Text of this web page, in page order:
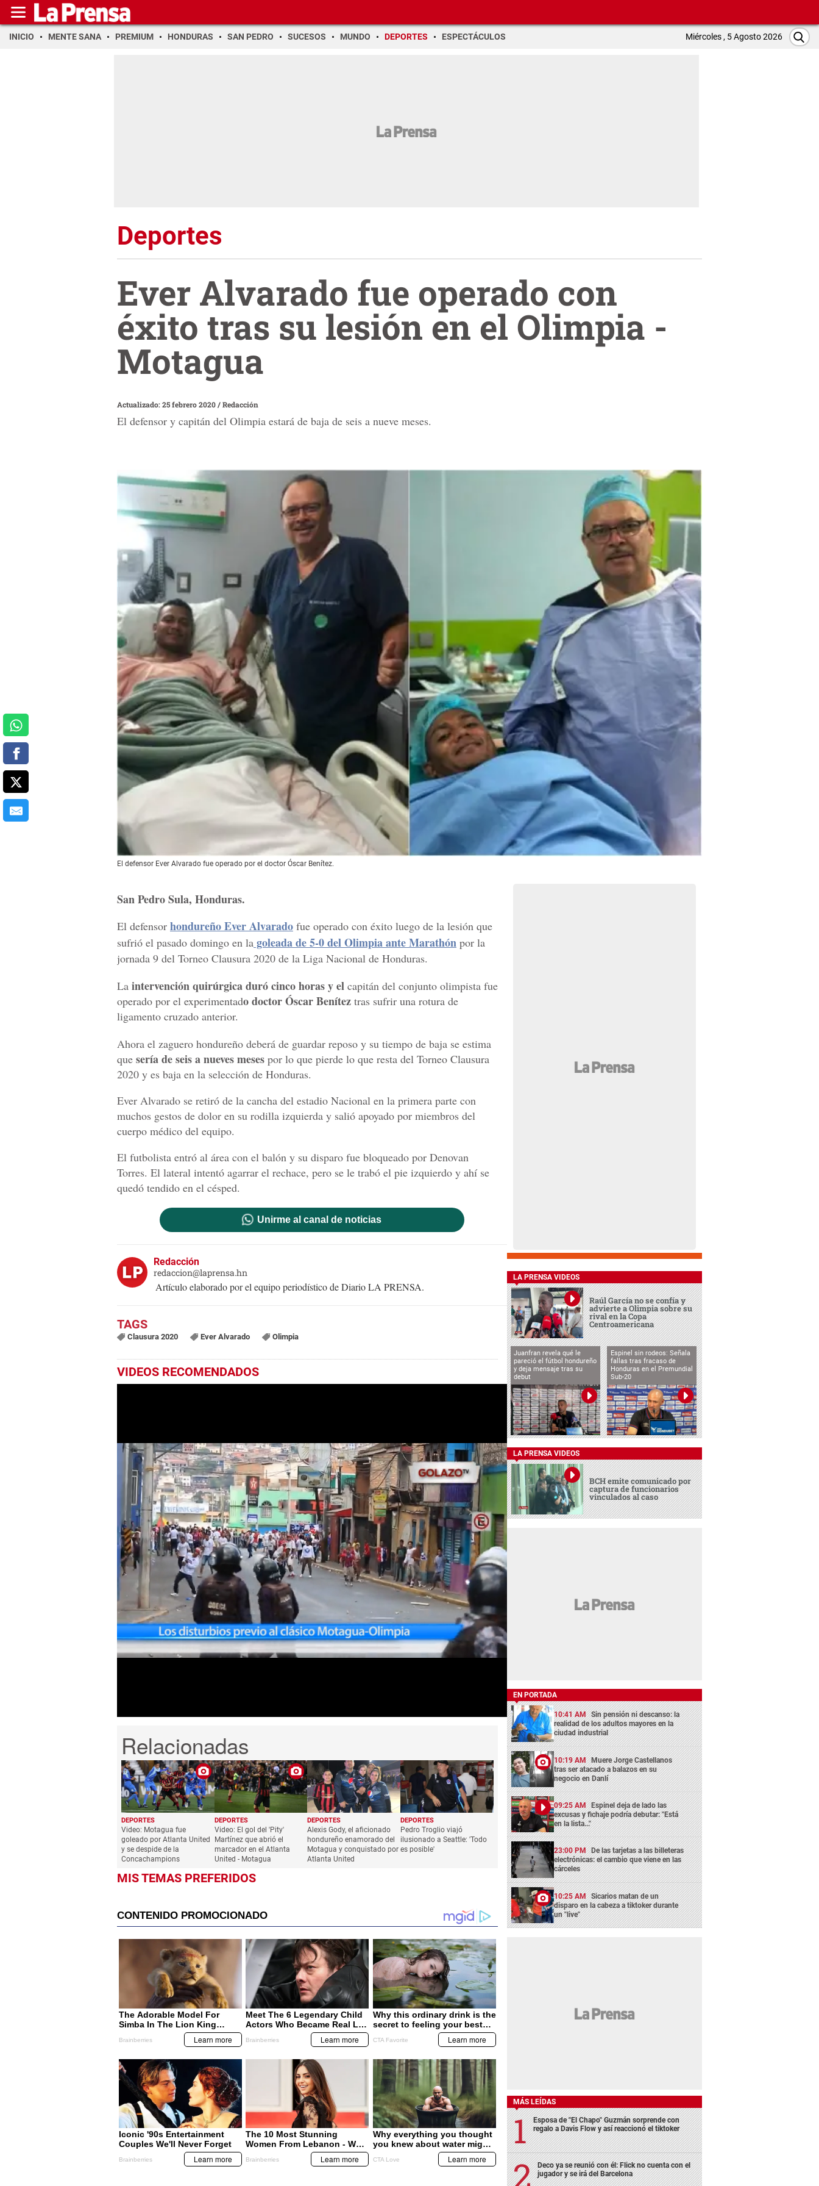
INICIO MENTE SANA PREMIUM HONDURAS SAN PEDRO SUCESOS MUNDO DEPORTES ESPECTÁCULOS Miércoles , 5 Agosto 2026
Deportes
Ever Alvarado fue operado con
éxito tras su lesión en el Olimpia -
Motagua
Actualizado: 25 febrero 2020/Redacción
El defensor y capitán del Olimpia estará de baja de seis a nueve meses.
El defensor Ever Alvarado fue operado por el doctor Óscar Benítez.
San Pedro Sula, Honduras.
El defensor hondureño Ever Alvarado fue operado con éxito luego de la lesión que
sufrió el pasado domingo en la goleada de 5-0 del Olimpia ante Marathón por la
jornada 9 del Torneo Clausura 2020 de la Liga Nacional de Honduras.
La intervención quirúrgica duró cinco horas y el capitán del conjunto olimpista fue
operado por el experimentado doctor Óscar Benítez tras sufrir una rotura de
ligamento cruzado anterior.
Ahora el zaguero hondureño deberá de guardar reposo y su tiempo de baja se estima
que sería de seis a nueves meses por lo que pierde lo que resta del Torneo Clausura
2020 y es baja en la selección de Honduras.
Ever Alvarado se retiró de la cancha del estadio Nacional en la primera parte con
muchos gestos de dolor en su rodilla izquierda y salió apoyado por miembros del
cuerpo médico del equipo.
El futbolista entró al área con el balón y su disparo fue bloqueado por Denovan
Torres. El lateral intentó agarrar el rechace, pero se le trabó el pie izquierdo y ahí se
quedó tendido en el césped.
Unirme al canal de noticias
Redacción
redaccion@laprensa.hn
Artículo elaborado por el equipo periodístico de Diario LA PRENSA.
Clausura 2020 Ever Alvarado Olimpia
VIDEOS RECOMENDADOS
0
seconds
of
28
secondsVolume
0%
DEPORTES
Video: Motagua fue
goleado por Atlanta United
y se despide de la
Concachampions
DEPORTES
Video: El gol del 'Pity'
Martínez que abrió el
marcador en el Atlanta
United - Motagua
DEPORTES
Alexis Gody, el aficionado
hondureño enamorado del
Motagua y conquistado por
Atlanta United
DEPORTES
Pedro Troglio viajó
ilusionado a Seattle: 'Todo
es posible'
MIS TEMAS PREFERIDOS
LA PRENSA VIDEOS
Raúl García no se confía y
advierte a Olimpia sobre su
rival en la Copa
Centroamericana
Juanfran revela qué le
pareció el fútbol hondureño
y deja mensaje tras su
debut
Espinel sin rodeos: Señala
fallas tras fracaso de
Honduras en el Premundial
Sub-20
LA PRENSA VIDEOS
BCH emite comunicado por
captura de funcionarios
vinculados al caso
EN PORTADA
10:41 AM Sin pensión ni descanso: la
realidad de los adultos mayores en la
ciudad industrial
10:19 AM Muere Jorge Castellanos
tras ser atacado a balazos en su
negocio en Danlí
09:25 AM Espinel deja de lado las
excusas y fichaje podría debutar: "Está
en la lista..."
23:00 PM De las tarjetas a las billeteras
electrónicas: el cambio que viene en las
cárceles
10:25 AM Sicarios matan de un
disparo en la cabeza a tiktoker durante
un "live"
MÁS LEÍDAS
Esposa de "El Chapo" Guzmán sorprende con
regalo a Davis Flow y así reaccionó el tiktoker
Deco ya se reunió con él: Flick no cuenta con el
jugador y se irá del Barcelona